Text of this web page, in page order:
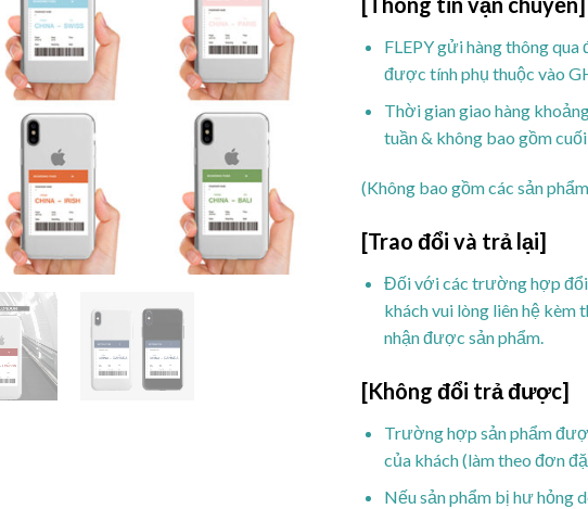
FLEPY gửi hàng thông
được tính phụ thuộc vào
Thời gian giao hàng
tuần & không bao gồm
(Không bao gồm các sản
[Trao đổi và trả lại]
Đối với các trường hợp đổi
khách vui lòng liên hệ kèm
nhận được sản phẩm.
[Không đổi trả được]
Trường hợp sản phẩm
của khách (làm theo đơn
Nếu sản phẩm bị hư hỏng